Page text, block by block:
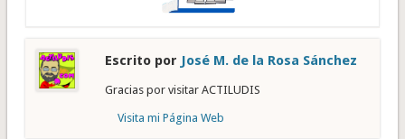
Escrito por José M. de la Rosa Sánchez
Gracias por visitar ACTILUDIS
Visita mi Página Web